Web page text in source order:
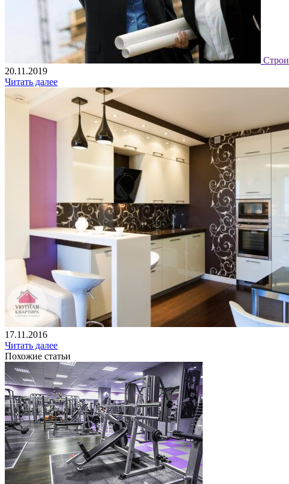
20.11.2019
Читать далее
17.11.2016
Читать далее
Похожие статьи